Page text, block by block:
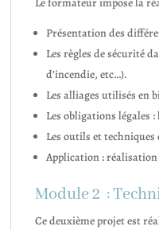
Présentation des
Les règles de sécurité
d’incendie, etc…).
Les alliages utilisés en
Les obligations légales
Les outils et
Application : réalisation
Module 2 :
Ce deuxième projet est